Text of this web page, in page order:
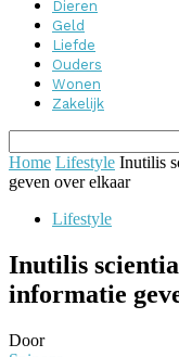
Dieren
Geld
Liefde
Ouders
Wonen
Zakelijk
Home Lifestyle Inutilis
geven over elkaar
Lifestyle
Inutilis scientia
informatie
Door